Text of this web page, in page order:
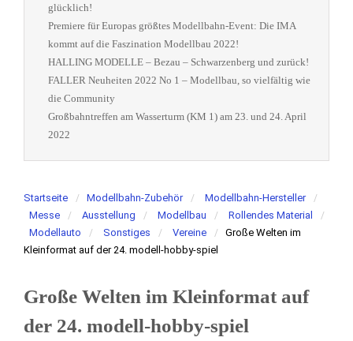
glücklich!
Premiere für Europas größtes Modellbahn-Event: Die IMA
kommt auf die Faszination Modellbau 2022!
HALLING MODELLE – Bezau – Schwarzenberg und zurück!
FALLER Neuheiten 2022 No 1 – Modellbau, so vielfältig wie
die Community
Großbahntreffen am Wasserturm (KM 1) am 23. und 24. April
2022
Startseite Modellbahn-Zubehör
Modellbahn-Hersteller
Messe
Ausstellung Modellbau
Rollendes Material
Modellauto
Sonstiges Vereine
Große Welten im
Kleinformat auf der 24. modell-hobby-spiel
Große Welten im Kleinformat auf
der 24. modell-hobby-spiel